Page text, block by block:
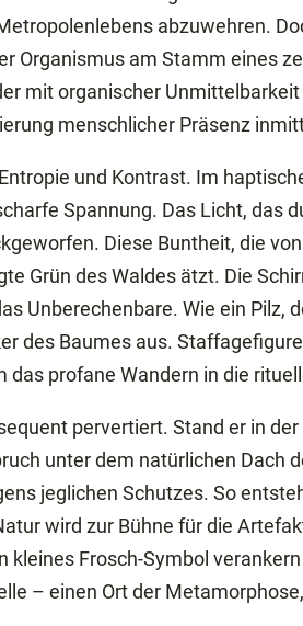
abzuwehren.
Organismus am Stamm eines
mit organischer
menschlicher Präsenz
und Kontrast. Im
Spannung. Das Licht, das
Diese Buntheit, die
Grün des Waldes ätzt. Die
Unberechenbare. Wie ein Pilz,
des Baumes aus.
profane Wandern in die
pervertiert. Stand er in
unter dem natürlichen Dach
jeglichen Schutzes. So
wird zur Bühne für die
kleines Frosch-Symbol
– einen Ort der